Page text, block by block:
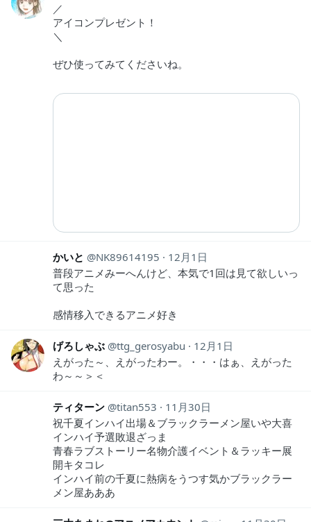
／
アイコンプレゼント！
＼
ぜひ使ってみてくださいね。
かいと NK89614195
12月1日
普段アニメみーへんけど、本気で1回は見て欲しいっ
て思った
感情移入できるアニメ好き
げろしゃぶ ttg_gerosyabu
12月1日
えがった～、えがったわー。・・・はぁ、えがった
わ～～＞＜
ティターン titan553
11月30日
祝千夏インハイ出場＆ブラックラーメン屋いや大喜
インハイ予選敗退ざっま
青春ラブストーリー名物介護イベント＆ラッキー展
開キタコレ
インハイ前の千夏に熱病をうつす気かブラックラー
メン屋あああ